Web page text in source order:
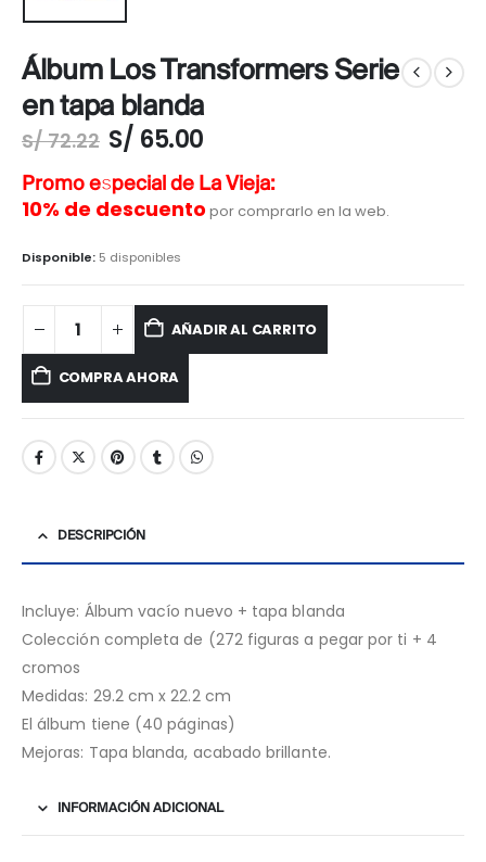
Álbum Los Transformers Serie
en tapa blanda
S/72.22 S/ 65.00
Promo especial de La Vieja:
10% de descuento por comprarlo en la web.
Disponible: 5 disponibles
AÑADIR AL CARRITO
COMPRA AHORA
DESCRIPCIÓN
Incluye: Álbum vacío nuevo + tapa blanda
Colección completa de (272 figuras a pegar por ti + 4
cromos
Medidas: 29.2 cm x 22.2 cm
El álbum tiene (40 páginas)
Mejoras: Tapa blanda, acabado brillante.
INFORMACIÓN ADICIONAL